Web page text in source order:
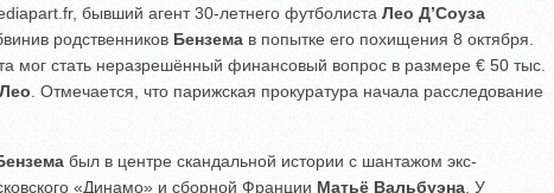
бывший агент 30-летнего футболиста Лео Д’Соуза
родственников Бензема в попытке его похищения 8 октября.
мог стать неразрешённый финансовый вопрос в размере € 50 тыс.
Лео. Отмечается, что парижская прокуратура начала расследование
был в центре скандальной истории с шантажом экс-
«Динамо» и сборной Франции Матьё Вальбуэна. У